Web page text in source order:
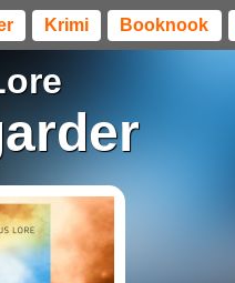
Krimi Booknook